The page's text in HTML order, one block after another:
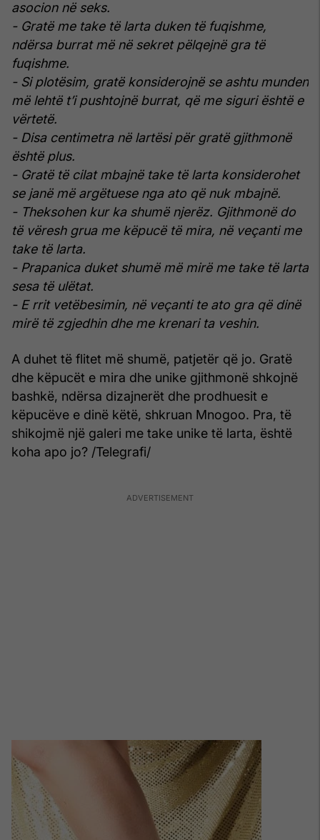
asocion në seks.
- Gratë me take të larta duken të fuqishme,
ndërsa burrat më në sekret pëlqejnë gra të
fuqishme.
- Si plotësim, gratë konsiderojnë se ashtu munden
më lehtë t’i pushtojnë burrat, që me siguri është e
vërtetë.
- Disa centimetra në lartësi për gratë gjithmonë
është plus.
- Gratë të cilat mbajnë take të larta konsiderohet
se janë më argëtuese nga ato që nuk mbajnë.
- Theksohen kur ka shumë njerëz. Gjithmonë do
të vëresh grua me këpucë të mira, në veçanti me
take të larta.
- Prapanica duket shumë më mirë me take të larta
sesa të ulëtat.
- E rrit vetëbesimin, në veçanti te ato gra që dinë
mirë të zgjedhin dhe me krenari ta veshin.
A duhet të flitet më shumë, patjetër që jo. Gratë
dhe këpucët e mira dhe unike gjithmonë shkojnë
bashkë, ndërsa dizajnerët dhe prodhuesit e
këpucëve e dinë këtë, shkruan Mnogoo. Pra, të
shikojmë një galeri me take unike të larta, është
koha apo jo? /Telegrafi/